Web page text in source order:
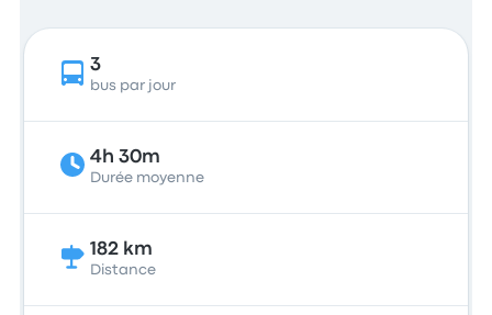
3
bus par jour
4h 30m
Durée moyenne
182 km
Distance